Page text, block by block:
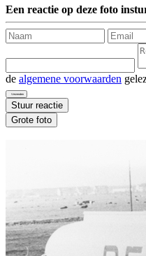
Een reactie op deze foto
de algemene voorwaarden